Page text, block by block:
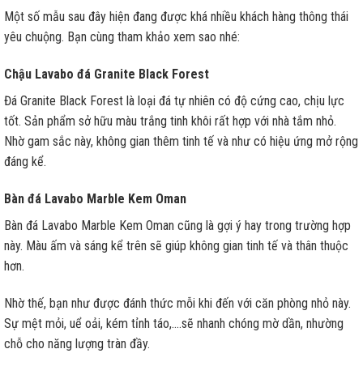
Một số mẫu sau đây hiện đang được khá nhiều khách hàng thông thái
yêu chuộng. Bạn cùng tham khảo xem sao nhé:
Chậu Lavabo đá Granite Black Forest
Đá Granite Black Forest là loại đá tự nhiên có độ cứng cao, chịu lực
tốt. Sản phẩm sở hữu màu trắng tinh khôi rất hợp với nhà tắm nhỏ.
Nhờ gam sắc này, không gian thêm tinh tế và như có hiệu ứng mở rộng
đáng kể.
Bàn đá Lavabo Marble Kem Oman
Bàn đá Lavabo Marble Kem Oman cũng là gợi ý hay trong trường hợp
này. Màu ấm và sáng kể trên sẽ giúp không gian tinh tế và thân thuộc
hơn.
Nhờ thế, bạn như được đánh thức mỗi khi đến với căn phòng nhỏ này.
Sự mệt mỏi, uể oải, kém tỉnh táo,….sẽ nhanh chóng mờ dần, nhường
chỗ cho năng lượng tràn đầy.